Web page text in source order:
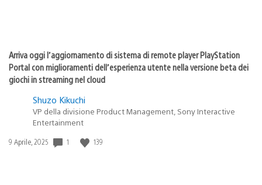
Arriva oggi l’aggiornamento di sistema di remote player PlayStation
Portal con miglioramenti dell’esperienza utente nella versione beta dei
giochi in streaming nel cloud
Shuzo Kikuchi
VP della divisione Product Management, Sony Interactive
Entertainment
Data
9 Aprile, 2025 1 139